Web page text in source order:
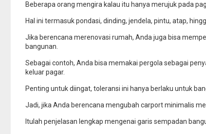
Beberapa orang mengira kalau itu hanya merujuk pada
Hal ini termasuk pondasi, dinding, jendela, pintu, atap,
Jika berencana merenovasi rumah, Anda juga bisa
bangunan.
Sebagai contoh, Anda bisa memakai pergola sebagai
keluar pagar.
Penting untuk diingat, toleransi ini hanya berlaku untuk
Jadi, jika Anda berencana mengubah carport minimalis
Itulah penjelasan lengkap mengenai garis sempadan